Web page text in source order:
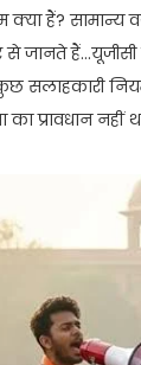
हैं? सामान्य
जानते हैं…यूजीसी
प्रावधान नहीं